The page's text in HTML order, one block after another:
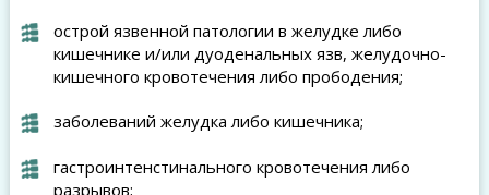
острой язвенной патологии в желудке либо
кишечнике и/или дуоденальных язв, желудочно-
кишечного кровотечения либо прободения;
заболеваний желудка либо кишечника;
гастроинтенстинального кровотечения либо
разрывов;